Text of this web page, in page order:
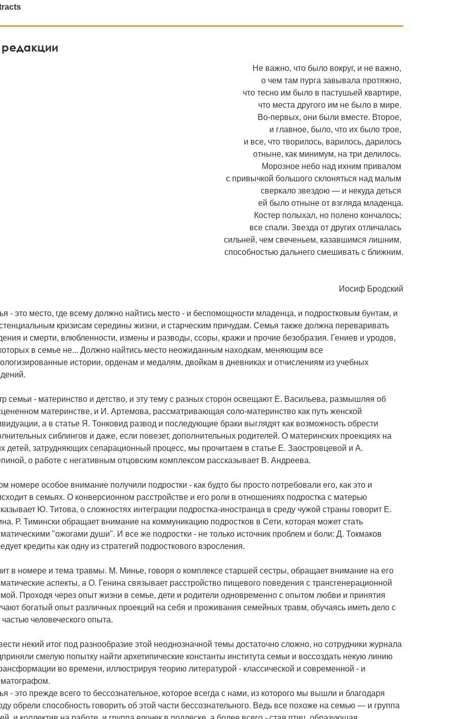
Не важно, что было вокруг, и не важно,
о чем там пурга завывала протяжно,
что тесно им было в пастушьей квартире,
что места другого им не было в мире.
Во-первых, они были вместе. Второе,
и главное, было, что их было трое,
и все, что творилось, варилось, дарилось
отныне, как минимум, на три делилось.
Морозное небо над ихним привалом
с привычкой большого склоняться над малым
сверкало звездою — и некуда деться
ей было отныне от взгляда младенца.
Костер полыхал, но полено кончалось;
все спали. Звезда от других отличалась
сильней, чем свеченьем, казавшимся лишним,
способностью дальнего смешивать с ближним.
Иосиф Бродский
- это место, где всему должно найтись место - и беспомощности младенца, и подростковым бунтам, и
кризисам середины жизни, и старческим причудам. Семья также должна переваривать
и смерти, влюбленности, измены и разводы, ссоры, кражи и прочие безобразия. Гениев и уродов,
в семье не... Должно найтись место неожиданным находкам, меняющим все
истории, орденам и медалям, двойкам в дневниках и отчислениям из учебных
семьи - материнство и детство, и эту тему с разных сторон освещают Е. Васильева, размышляя об
материнстве, и И. Артемова, рассматривающая соло-материнство как путь женской
а в статье Я. Тонковид развод и последующие браки выглядят как возможность обрести
сиблингов и даже, если повезет, дополнительных родителей. О материнских проекциях на
детей, затрудняющих сепарационный процесс, мы прочитаем в статье Е. Заостровцевой и А.
о работе с негативным отцовским комплексом рассказывает В. Андреева.
номере особое внимание получили подростки - как будто бы просто потребовали его, как это и
в семьях. О конверсионном расстройстве и его роли в отношениях подростка с матерью
Ю. Титова, о сложностях интеграции подростка-иностранца в среду чужой страны говорит Е.
Р. Тимински обращает внимание на коммуникацию подростков в Сети, которая может стать
"ожогами души". И все же подростки - не только источник проблем и боли: Д. Токмаков
кредиты как одну из стратегий подросткового взросления.
в номере и тема травмы. М. Минье, говоря о комплексе старшей сестры, обращает внимание на его
аспекты, а О. Генина связывает расстройство пищевого поведения с трансгенерационной
Проходя через опыт жизни в семье, дети и родители одновременно с опытом любви и принятия
богатый опыт различных проекций на себя и проживания семейных травм, обучаясь иметь дело с
частью человеческого опыта.
некий итог под разнообразие этой неоднозначной темы достаточно сложно, но сотрудники журнала
смелую попытку найти архетипические константы института семьи и воссоздать некую линию
во времени, иллюстрируя теорию литературой - классической и современной - и
- это прежде всего то бессознательное, которое всегда с нами, из которого мы вышли и благодаря
обрели способность говорить об этой части бессознательного. Ведь все похоже на семью — и группа